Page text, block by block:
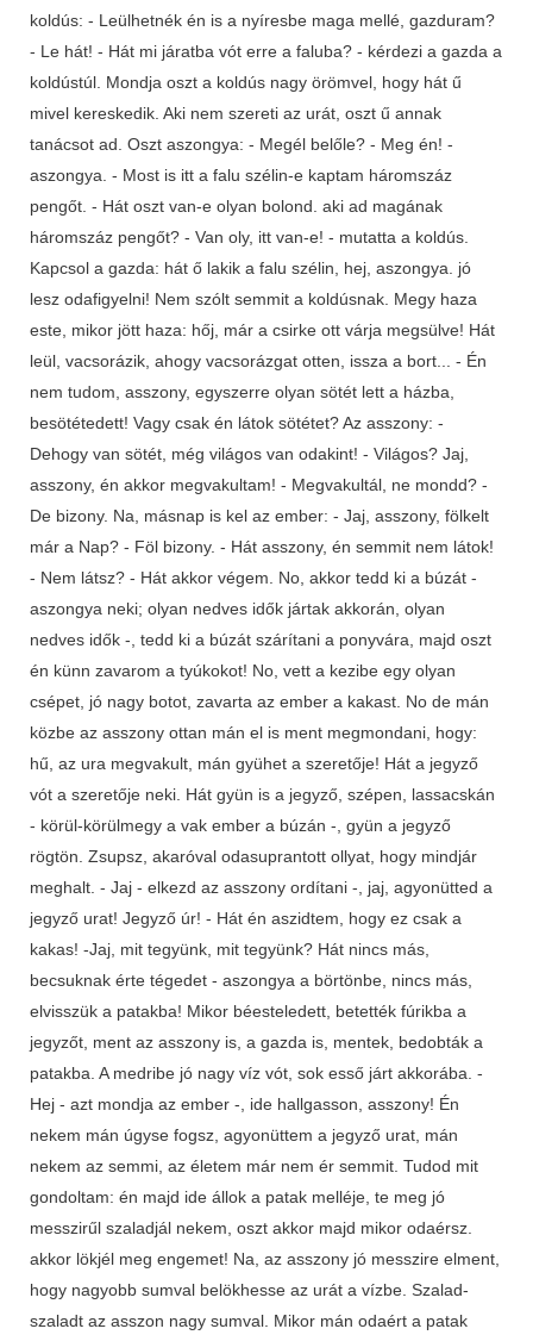
koldús: - Leülhetnék én is a nyíresbe maga mellé, gazduram?
- Le hát! - Hát mi járatba vót erre a faluba? - kérdezi a gazda a
koldústúl. Mondja oszt a koldús nagy örömvel, hogy hát ű
mivel kereskedik. Aki nem szereti az urát, oszt ű annak
tanácsot ad. Oszt aszongya: - Megél belőle? - Meg én! -
aszongya. - Most is itt a falu szélin-e kaptam háromszáz
pengőt. - Hát oszt van-e olyan bolond. aki ad magának
háromszáz pengőt? - Van oly, itt van-e! - mutatta a koldús.
Kapcsol a gazda: hát ő lakik a falu szélin, hej, aszongya. jó
lesz odafigyelni! Nem szólt semmit a koldúsnak. Megy haza
este, mikor jött haza: hőj, már a csirke ott várja megsülve! Hát
leül, vacsorázik, ahogy vacsorázgat otten, issza a bort... - Én
nem tudom, asszony, egyszerre olyan sötét lett a házba,
besötétedett! Vagy csak én látok sötétet? Az asszony: -
Dehogy van sötét, még világos van odakint! - Világos? Jaj,
asszony, én akkor megvakultam! - Megvakultál, ne mondd? -
De bizony. Na, másnap is kel az ember: - Jaj, asszony, fölkelt
már a Nap? - Föl bizony. - Hát asszony, én semmit nem látok!
- Nem látsz? - Hát akkor végem. No, akkor tedd ki a búzát -
aszongya neki; olyan nedves idők jártak akkorán, olyan
nedves idők -, tedd ki a búzát szárítani a ponyvára, majd oszt
én künn zavarom a tyúkokot! No, vett a kezibe egy olyan
csépet, jó nagy botot, zavarta az ember a kakast. No de mán
közbe az asszony ottan mán el is ment megmondani, hogy:
hű, az ura megvakult, mán gyühet a szeretője! Hát a jegyző
vót a szeretője neki. Hát gyün is a jegyző, szépen, lassacskán
- körül-körülmegy a vak ember a búzán -, gyün a jegyző
rögtön. Zsupsz, akaróval odasuprantott ollyat, hogy mindjár
meghalt. - Jaj - elkezd az asszony ordítani -, jaj, agyonütted a
jegyző urat! Jegyző úr! - Hát én aszidtem, hogy ez csak a
kakas! -Jaj, mit tegyünk, mit tegyünk? Hát nincs más,
becsuknak érte tégedet - aszongya a börtönbe, nincs más,
elvisszük a patakba! Mikor béesteledett, betették fúrikba a
jegyzőt, ment az asszony is, a gazda is, mentek, bedobták a
patakba. A medribe jó nagy víz vót, sok esső járt akkorába. -
Hej - azt mondja az ember -, ide hallgasson, asszony! Én
nekem mán úgyse fogsz, agyonüttem a jegyző urat, mán
nekem az semmi, az életem már nem ér semmit. Tudod mit
gondoltam: én majd ide állok a patak melléje, te meg jó
messzirűl szaladjál nekem, oszt akkor majd mikor odaérsz.
akkor lökjél meg engemet! Na, az asszony jó messzire elment,
hogy nagyobb sumval belökhesse az urát a vízbe. Szalad-
szaladt az asszon nagy sumval. Mikor mán odaért a patak